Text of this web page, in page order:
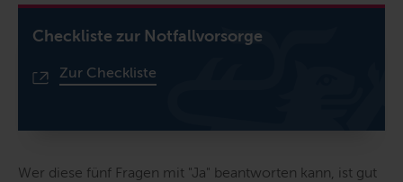
Checkliste zur Notfallvorsorge
Zur Checkliste
Wer diese fünf Fragen mit "Ja" beantworten kann, ist gut